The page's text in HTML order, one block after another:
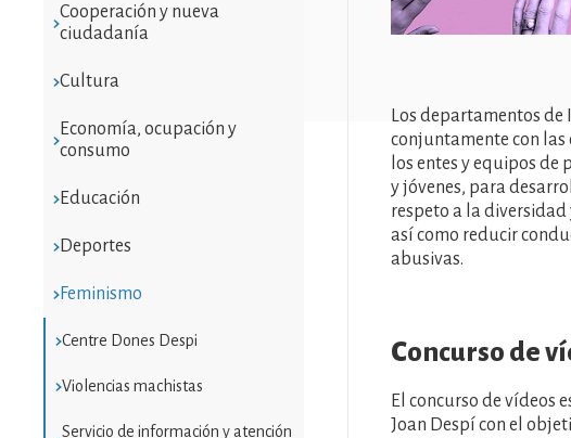
Cooperación y nueva
ciudadanía
Cultura
Economía, ocupación y
consumo
Educación
Deportes
Feminismo
Centre Dones Despi
Violencias machistas
Servicio de información y atención
Los departamentos
conjuntamente con las
los entes y equipos
y jóvenes, para
respeto a la diversidad
así como reducir
abusivas.
Concurso de
El concurso de vídeos
Joan Despí con el